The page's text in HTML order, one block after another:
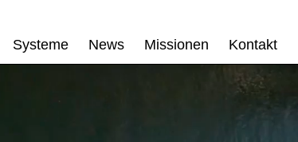
Systeme News Missionen Kontakt